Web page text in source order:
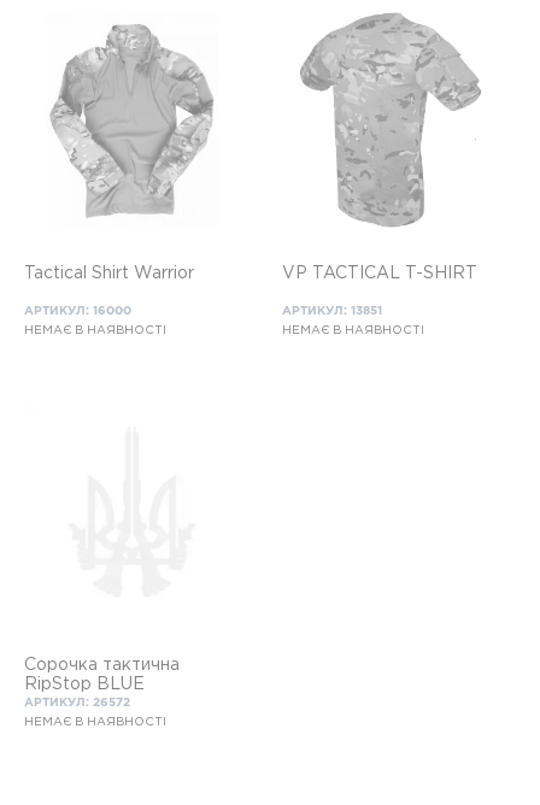
Tactical Shirt Warrior
АРТИКУЛ: 16000
НЕМАЄ В НАЯВНОСТІ
VP TACTICAL T-SHIRT
АРТИКУЛ: 13851
НЕМАЄ В НАЯВНОСТІ
Сорочка тактична
RipStop BLUE
АРТИКУЛ: 26572
НЕМАЄ В НАЯВНОСТІ